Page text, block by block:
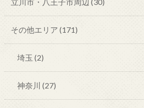
その他エリア (171)
埼玉 (2)
神奈川 (27)